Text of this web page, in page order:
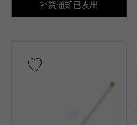
补货通知已发出